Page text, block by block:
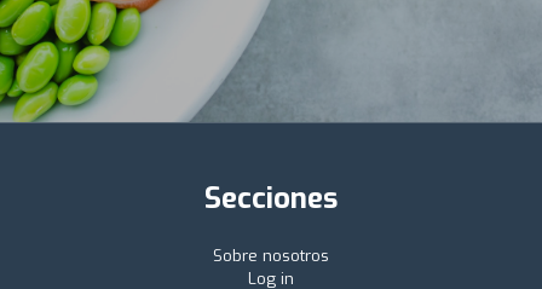
Secciones
Sobre nosotros
Log in